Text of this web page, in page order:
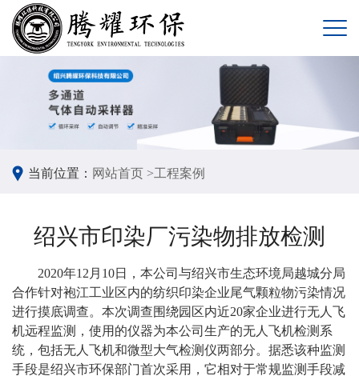
当前位置： 网站首页 >工程案例
绍兴市印染厂污染物排放检测
2020年12月10日，本公司与绍兴市生态环境局越城分局
合作针对袍江工业区内的纺织印染企业尾气颗粒物污染情况
进行摸底调查。本次调查围绕园区内近20家企业进行无人飞
机远程监测，使用的仪器为本公司生产的无人飞机检测系
统，包括无人飞机和微型大气检测仪两部分。据悉该种监测
手段是绍兴市环保部门首次采用，它相对于常规监测手段减